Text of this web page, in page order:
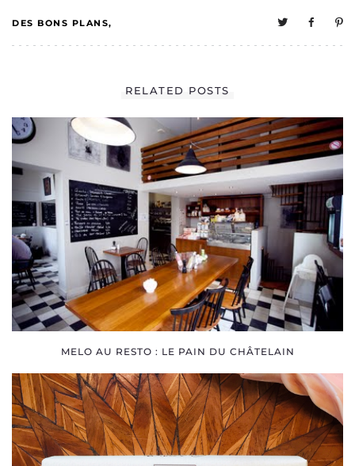
DES BONS PLANS
SOCIALE
RELATED POSTS
MELO AU RESTO : LE PAIN DU CHÂTELAIN